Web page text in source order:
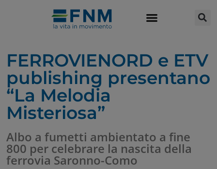
FERROVIENORD e ETV
publishing presentano
“La Melodia
Misteriosa”
Albo a fumetti ambientato a fine
800 per celebrare la nascita della
ferrovia Saronno-Como